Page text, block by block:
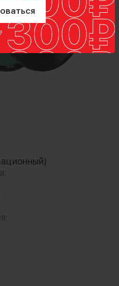
оптики и
устойчивы к
Они
качество